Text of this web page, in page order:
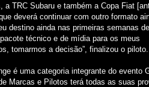
a TRC Subaru e também a Copa Fiat
deverá continuar com outro formato
destino ainda nas primeiras semanas
técnico e de mídia para os meus
tomarmos a decisão”, finalizou o piloto.
é uma categoria integrante do evento
Marcas e Pilotos terá todas as suas